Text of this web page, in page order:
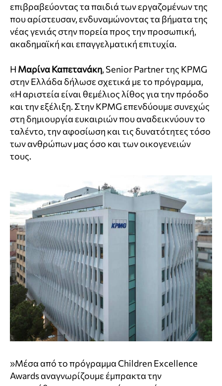
επιβραβεύοντας τα παιδιά των εργαζομένων της
που αρίστευσαν, ενδυναμώνοντας τα βήματα της
νέας γενιάς στην πορεία προς την προσωπική,
ακαδημαϊκή και επαγγελματική επιτυχία.
Η Μαρίνα Καπετανάκη, Senior Partner της KPMG
στην Ελλάδα δήλωσε σχετικά με το πρόγραμμα,
«Η αριστεία είναι θεμέλιος λίθος για την πρόοδο
και την εξέλιξη. Στην KPMG επενδύουμε συνεχώς
στη δημιουργία ευκαιριών που αναδεικνύουν το
ταλέντο, την αφοσίωση και τις δυνατότητες τόσο
των ανθρώπων μας όσο και των οικογενειών
τους.
»Μέσα από το πρόγραμμα Children Excellence
Awards αναγνωρίζουμε έμπρακτα την